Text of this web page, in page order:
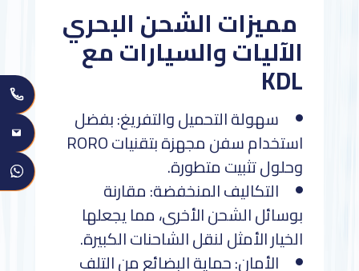
مميزات الشحن البحري
الآليات والسيارات مع
KDL
سهولة التحميل والتفريغ: بفضل
استخدام سفن مجهزة بتقنيات RORO
وحلول تثبيت متطورة.
التكاليف المنخفضة: مقارنة
بوسائل الشحن الأخرى، مما يجعلها
الخيار الأمثل لنقل الشاحنات الكبيرة.
الأمان: حماية البضائع من التلف